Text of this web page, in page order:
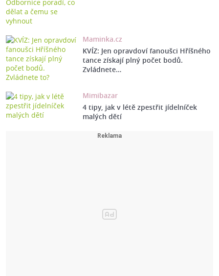
Maminka.cz
KVÍZ: Jen opravdoví fanoušci Hříšného
tance získají plný počet bodů.
Zvládnete…
Mimibazar
4 tipy, jak v létě zpestřit jídelníček
malých dětí